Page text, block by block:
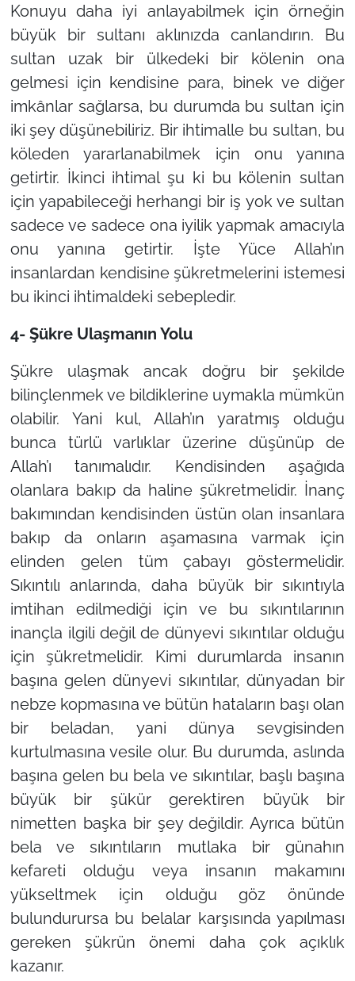
Konuyu daha iyi anlayabilmek için örneğin
büyük bir sultanı aklınızda canlandırın. Bu
sultan uzak bir ülkedeki bir kölenin ona
gelmesi için kendisine para, binek ve diğer
imkânlar sağlarsa, bu durumda bu sultan için
iki şey düşünebiliriz. Bir ihtimalle bu sultan, bu
köleden yararlanabilmek için onu yanına
getirtir. İkinci ihtimal şu ki bu kölenin sultan
için yapabileceği herhangi bir iş yok ve sultan
sadece ve sadece ona iyilik yapmak amacıyla
onu yanına getirtir. İşte Yüce Allah’ın
insanlardan kendisine şükretmelerini istemesi
bu ikinci ihtimaldeki sebepledir.
4- Şükre Ulaşmanın Yolu
Şükre ulaşmak ancak doğru bir şekilde
bilinçlenmek ve bildiklerine uymakla mümkün
olabilir. Yani kul, Allah’ın yaratmış olduğu
bunca türlü varlıklar üzerine düşünüp de
Allah’ı tanımalıdır. Kendisinden aşağıda
olanlara bakıp da haline şükretmelidir. İnanç
bakımından kendisinden üstün olan insanlara
bakıp da onların aşamasına varmak için
elinden gelen tüm çabayı göstermelidir.
Sıkıntılı anlarında, daha büyük bir sıkıntıyla
imtihan edilmediği için ve bu sıkıntılarının
inançla ilgili değil de dünyevi sıkıntılar olduğu
için şükretmelidir. Kimi durumlarda insanın
başına gelen dünyevi sıkıntılar, dünyadan bir
nebze kopmasına ve bütün hataların başı olan
bir beladan, yani dünya sevgisinden
kurtulmasına vesile olur. Bu durumda, aslında
başına gelen bu bela ve sıkıntılar, başlı başına
büyük bir şükür gerektiren büyük bir
nimetten başka bir şey değildir. Ayrıca bütün
bela ve sıkıntıların mutlaka bir günahın
kefareti olduğu veya insanın makamını
yükseltmek için olduğu göz önünde
bulundurursa bu belalar karşısında yapılması
gereken şükrün önemi daha çok açıklık
kazanır.